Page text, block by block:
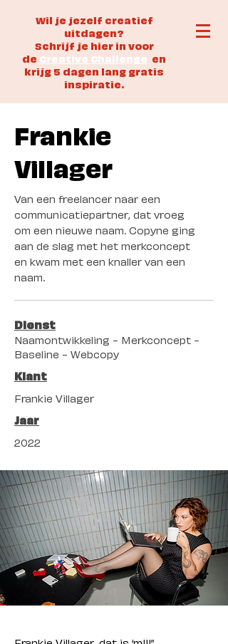
Wil je jezelf creatief
uitdagen?
Schrijf je hier in voor
de Creative Challenge en
krijg 5 dagen lang gratis
inspiratie.
Frankie
Villager
Van een freelancer naar een
communicatiepartner, dat vroeg
om een nieuwe naam. Copyne ging
aan de slag met het merkconcept
en kwam met een knaller van een
naam.
Dienst
Naamontwikkeling - Merkconcept -
Baseline - Webcopy
Klant
Frankie Villager
Jaar
2022